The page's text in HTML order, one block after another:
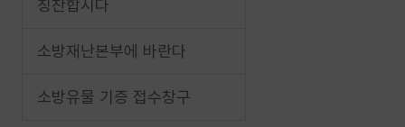
칭찬합시다
소방재난본부에 바란다
소방유물 기증 접수창구